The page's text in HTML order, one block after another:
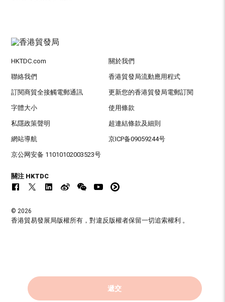
遞交
HKTDC.com 關於我們
聯絡我們 香港貿發局流動應用程式
訂閱商貿全接觸電郵通訊 更新您的香港貿發局電郵訂閱
字體大小 使用條款
私隱政策聲明 超連結條款及細則
網站導航 京ICP备09059244号
京公网安备 11010102003523号
關注 HKTDC
© 2026
香港貿易發展局版權所有，對違反版權者保留一切追索權利 。